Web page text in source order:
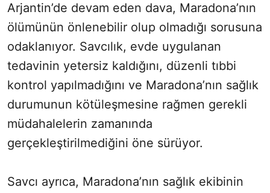
Arjantin’de devam eden dava, Maradona’nın
ölümünün önlenebilir olup olmadığı sorusuna
odaklanıyor. Savcılık, evde uygulanan
tedavinin yetersiz kaldığını, düzenli tıbbi
kontrol yapılmadığını ve Maradona’nın sağlık
durumunun kötüleşmesine rağmen gerekli
müdahalelerin zamanında
gerçekleştirilmediğini öne sürüyor.
Savcı ayrıca, Maradona’nın sağlık ekibinin